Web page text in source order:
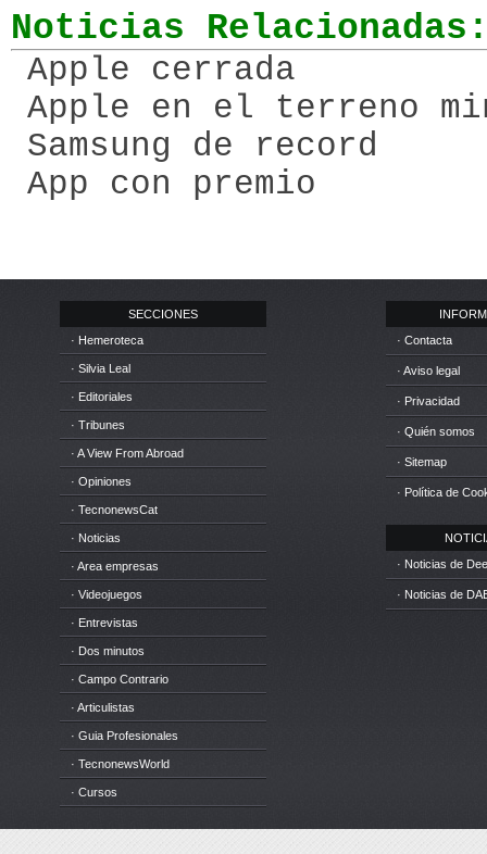
Noticias
Apple cerrada
Apple en el terreno
Samsung de record
App con premio
SECCIONES
· Hemeroteca
· Silvia Leal
· Editoriales
· Tribunes
· A View From Abroad
· Opiniones
· TecnonewsCat
· Noticias
· Area empresas
· Videojuegos
· Entrevistas
· Dos minutos
· Campo Contrario
· Articulistas
· Guia Profesionales
· TecnonewsWorld
· Cursos
· Contacta
· Aviso legal
· Privacidad
· Quién somos
· Sitemap
· Política de
· Noticias de
· Noticias de